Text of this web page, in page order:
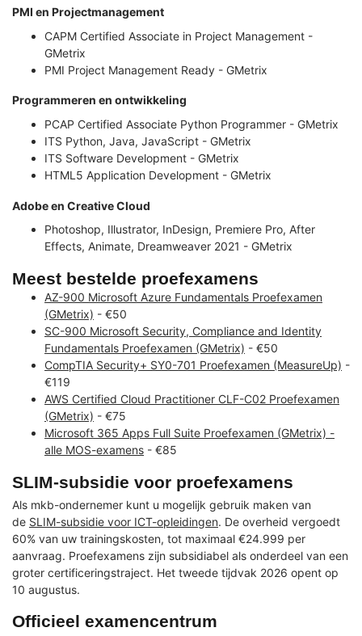
PMI en Projectmanagement
CAPM Certified Associate in Project Management -
GMetrix
PMI Project Management Ready - GMetrix
Programmeren en ontwikkeling
PCAP Certified Associate Python Programmer - GMetrix
ITS Python, Java, JavaScript - GMetrix
ITS Software Development - GMetrix
HTML5 Application Development - GMetrix
Adobe en Creative Cloud
Photoshop, Illustrator, InDesign, Premiere Pro, After
Effects, Animate, Dreamweaver 2021 - GMetrix
Meest bestelde proefexamens
AZ-900 Microsoft Azure Fundamentals Proefexamen
(GMetrix) - €50
SC-900 Microsoft Security, Compliance and Identity
Fundamentals Proefexamen (GMetrix) - €50
CompTIA Security+ SY0-701 Proefexamen (MeasureUp) -
€119
AWS Certified Cloud Practitioner CLF-C02 Proefexamen
(GMetrix) - €75
Microsoft 365 Apps Full Suite Proefexamen (GMetrix) -
alle MOS-examens - €85
SLIM-subsidie voor proefexamens
Als mkb-ondernemer kunt u mogelijk gebruik maken van
de SLIM-subsidie voor ICT-opleidingen. De overheid vergoedt
60% van uw trainingskosten, tot maximaal €24.999 per
aanvraag. Proefexamens zijn subsidiabel als onderdeel van een
groter certificeringstraject. Het tweede tijdvak 2026 opent op
10 augustus.
Officieel examencentrum